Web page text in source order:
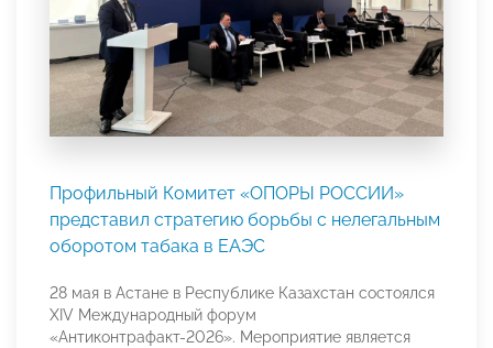
Профильный Комитет «ОПОРЫ РОССИИ»
представил стратегию борьбы с нелегальным
оборотом табака в ЕАЭС
28 мая в Астане в Республике Казахстан состоялся
XIV Международный форум
«Антиконтрафакт-2026». Мероприятие является